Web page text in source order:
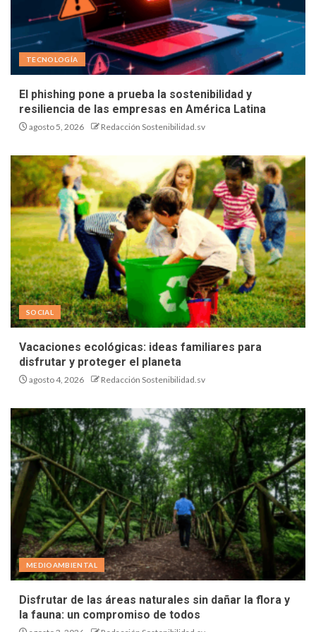
TECNOLOGÍA
El phishing pone a prueba la sostenibilidad y
resiliencia de las empresas en América Latina
agosto 5, 2026 Redacción Sostenibilidad.sv
SOCIAL
Vacaciones ecológicas: ideas familiares para
disfrutar y proteger el planeta
agosto 4, 2026 Redacción Sostenibilidad.sv
MEDIOAMBIENTAL
Disfrutar de las áreas naturales sin dañar la flora y
la fauna: un compromiso de todos